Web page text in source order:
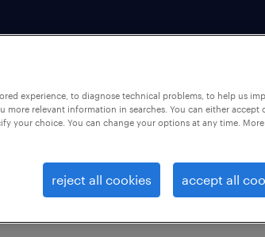
Italia SpA, filiale di Pieve di
MANAGER.
experience, to diagnose technical problems, to help us
more relevant information in searches. You can either accept
your choice. You can change your options at any time. More
reject all cookies accept all